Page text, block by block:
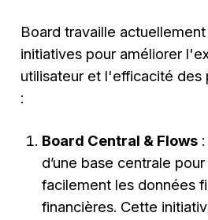
Board travaille
initiatives pour améliorer
utilisateur et l'efficacité des
:
Board Central & Flows:
d’une base centrale
facilement les données
financières. Cette